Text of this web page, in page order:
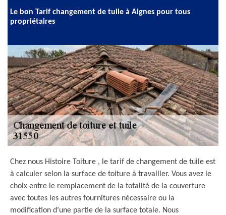
Le bon Tarif changement de tuile à Aignes pour tous
propriétaires
Chez nous Histoire Toiture , le tarif de changement de tuile est
à calculer selon la surface de toiture à travailler. Vous avez le
choix entre le remplacement de la totalité de la couverture
avec toutes les autres fournitures nécessaire ou la
modification d’une partie de la surface totale. Nous